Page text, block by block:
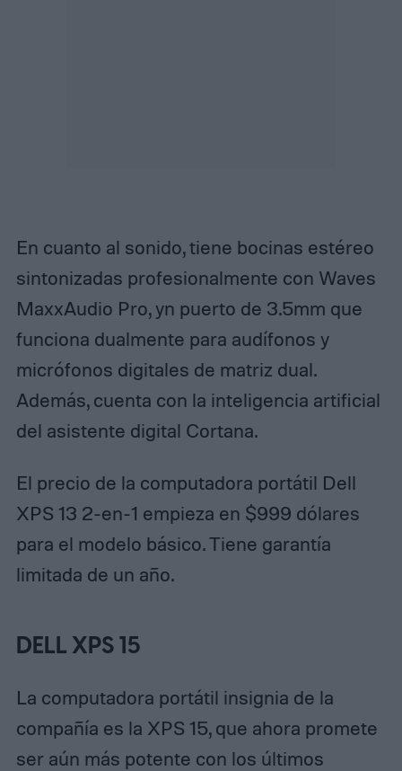
En cuanto al sonido, tiene bocinas estéreo
sintonizadas profesionalmente con Waves
MaxxAudio Pro, yn puerto de 3.5mm que
funciona dualmente para audífonos y
micrófonos digitales de matriz dual.
Además, cuenta con la inteligencia artificial
del asistente digital Cortana.
El precio de la computadora portátil Dell
XPS 13 2-en-1 empieza en $999 dólares
para el modelo básico. Tiene garantía
limitada de un año.
DELL XPS 15
La computadora portátil insignia de la
compañía es la XPS 15, que ahora promete
ser aún más potente con los últimos